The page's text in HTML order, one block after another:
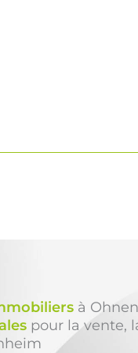
à
pour la vente,